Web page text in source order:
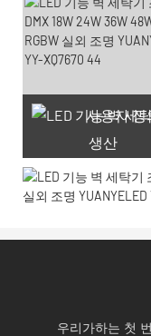
사용자 정의 레이저
생산
우리가하는 첫